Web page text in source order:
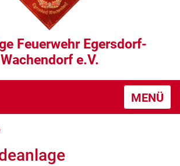
Feuerwehr Egersdorf-
Wachendorf e.V.
MENÜ